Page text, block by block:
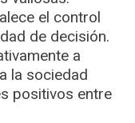
el control
de decisión.
a
la sociedad
positivos entre